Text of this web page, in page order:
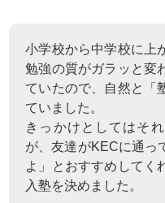
小学校から中学校に上
勉強の質がガラッと変
ていたので、自然と「
ていました。
きっかけとしてはそ
が、友達がKECに通っ
よ」とおすすめしてく
入塾を決めました。